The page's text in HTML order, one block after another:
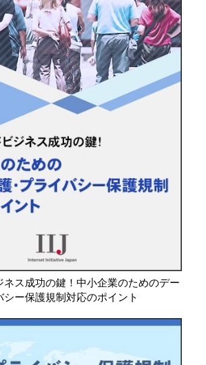
ネス成功の鍵！中小企業のためのデー
シー保護規制対応のポイント